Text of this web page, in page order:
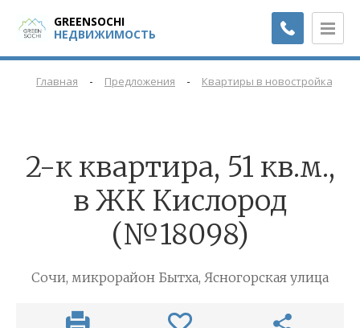
GREENSOCHI
НЕДВИЖИМОСТЬ
Главная - Предложения - Квартиры в новостройках
2-к квартира, 51 кв.м.,
в ЖК Кислород
(№18098)
Сочи, микрорайон Бытха, Ясногорская улица